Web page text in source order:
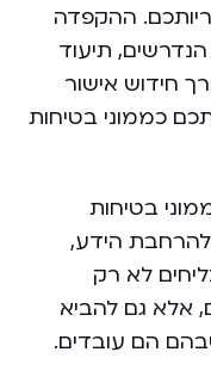
ההקפדה
תיעוד
חידוש אישור
כממוני בטיחות
בטיחות
להרחבת הידע,
לא רק
אלא גם להביא
הם עובדים.